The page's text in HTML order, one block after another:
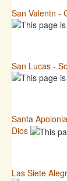
San Valentn -
San Lucas -
Santa
Dios
Las Siete